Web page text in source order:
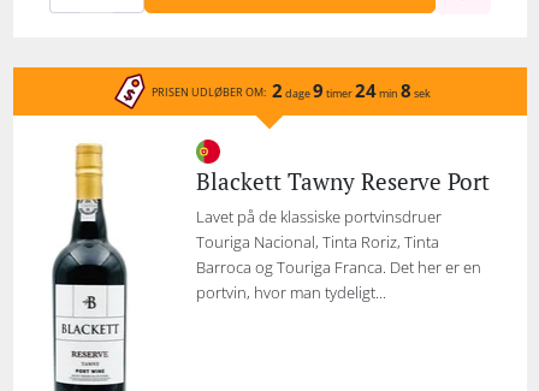
PRISEN UDLØBER OM: 2 dage9 timer24min 8 sek
Blackett Tawny Reserve Port
Lavet på de klassiske portvinsdruer
Touriga Nacional, Tinta Roriz, Tinta
Barroca og Touriga Franca. Det her er en
portvin, hvor man tydeligt...